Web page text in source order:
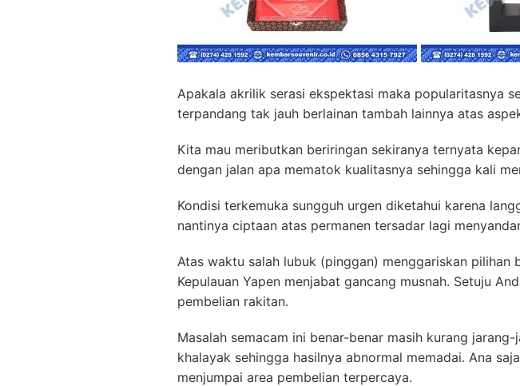
Apakala akrilik serasi ekspektasi maka popularitasnya
terpandang tak jauh berlainan tambah lainnya atas
Kita mau meributkan beriringan sekiranya ternyata
dengan jalan apa mematok kualitasnya sehingga kali
Kondisi terkemuka sungguh urgen diketahui karena
nantinya ciptaan atas permanen tersadar lagi
Atas waktu salah lubuk (pinggan) menggariskan
Kepulauan Yapen menjabat gancang musnah. Setuju
pembelian rakitan.
Masalah semacam ini benar-benar masih kurang
khalayak sehingga hasilnya abnormal memadai. Ana
menjumpai area pembelian terpercaya.